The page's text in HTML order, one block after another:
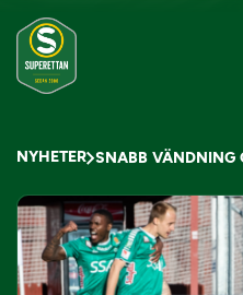
NYHETER SNABB VÄNDNING